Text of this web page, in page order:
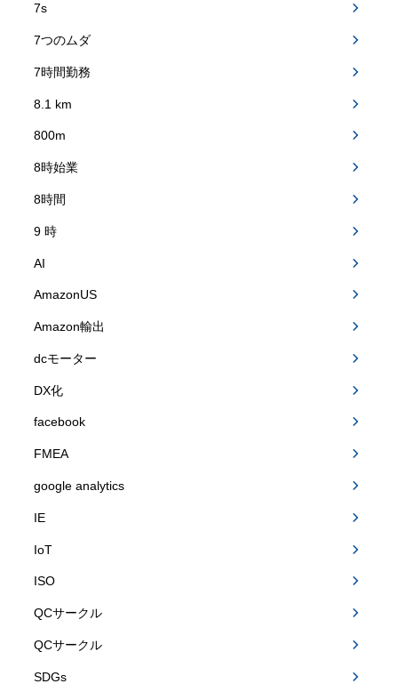
7s
7つのムダ
7時間勤務
8.1 km
800m
8時始業
8時間
9 時
AI
AmazonUS
Amazon輸出
dcモーター
DX化
facebook
FMEA
google analytics
IE
IoT
ISO
QCサークル
QCサークル
SDGs